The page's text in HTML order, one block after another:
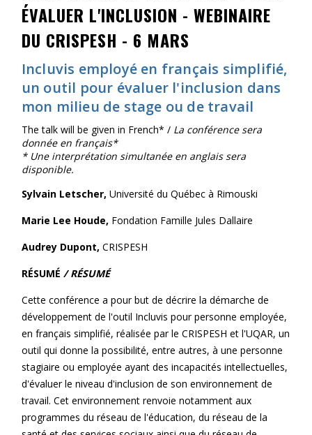
ÉVALUER L'INCLUSION - WEBINAIRE
DU CRISPESH - 6 MARS
Incluvis employé en français simplifié,
un outil pour évaluer l'inclusion dans
mon milieu de stage ou de travail
The talk will be given in French* / La conférence sera
donnée en français*
* Une interprétation simultanée en anglais sera
disponible.
Sylvain Letscher, Université du Québec à Rimouski
Marie Lee Houde, Fondation Famille Jules Dallaire
Audrey Dupont, CRISPESH
RÉSUMÉ / RÉSUMÉ
Cette conférence a pour but de décrire la démarche de
développement de l'outil Incluvis pour personne employée,
en français simplifié, réalisée par le CRISPESH et l'UQAR, un
outil qui donne la possibilité, entre autres, à une personne
stagiaire ou employée ayant des incapacités intellectuelles,
d'évaluer le niveau d'inclusion de son environnement de
travail. Cet environnement renvoie notamment aux
programmes du réseau de l'éducation, du réseau de la
Menu principal
Qui vous êtes